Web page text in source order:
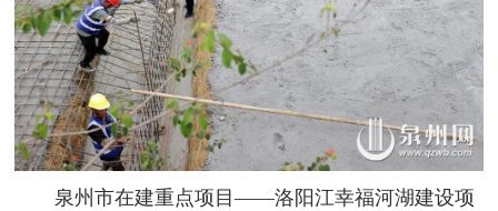
泉州市在建重点项目——洛阳江幸福河湖建设项